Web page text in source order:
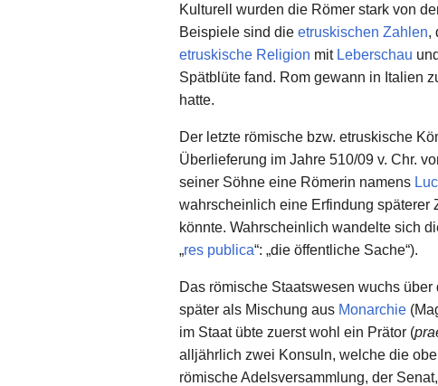
Kulturell wurden die Römer stark von
Beispiele sind die etruskischen Zahlen,
etruskische Religion mit Leberschau und
Spätblüte fand. Rom gewann in Italien
hatte.
Der letzte römische bzw. etruskische
Überlieferung im Jahre 510/09 v. Chr.
seiner Söhne eine Römerin namens
wahrscheinlich eine Erfindung späterer
könnte. Wahrscheinlich wandelte sich
„res publica“: „die öffentliche Sache“).
Das römische Staatswesen wuchs
später als Mischung aus Monarchie
im Staat übte zuerst wohl ein Prätor (
alljährlich zwei Konsuln, welche die
römische Adelsversammlung, der